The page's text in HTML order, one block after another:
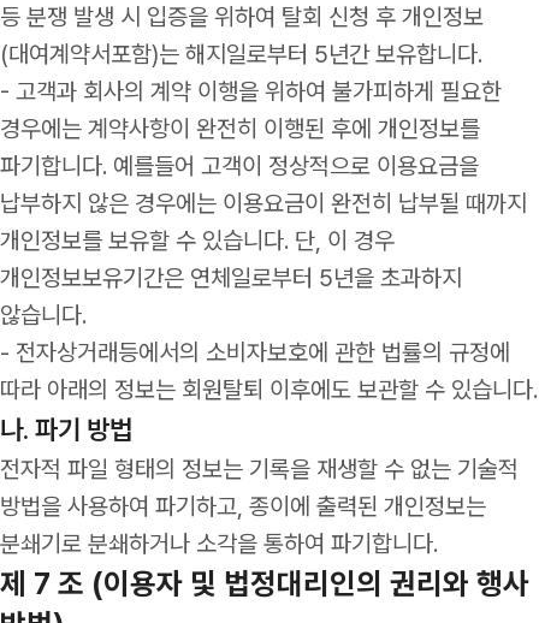
등 분쟁 발생 시 입증을 위하여 탈회 신청 후 개인정보
(대여계약서포함)는 해지일로부터 5년간 보유합니다.
- 고객과 회사의 계약 이행을 위하여 불가피하게 필요한
경우에는 계약사항이 완전히 이행된 후에 개인정보를
파기합니다. 예를들어 고객이 정상적으로 이용요금을
납부하지 않은 경우에는 이용요금이 완전히 납부될 때까지
개인정보를 보유할 수 있습니다. 단, 이 경우
개인정보보유기간은 연체일로부터 5년을 초과하지
않습니다.
- 전자상거래등에서의 소비자보호에 관한 법률의 규정에
따라 아래의 정보는 회원탈퇴 이후에도 보관할 수 있습니다.
나. 파기 방법
전자적 파일 형태의 정보는 기록을 재생할 수 없는 기술적
방법을 사용하여 파기하고, 종이에 출력된 개인정보는
분쇄기로 분쇄하거나 소각을 통하여 파기합니다.
제 7 조 (이용자 및 법정대리인의 권리와 행사